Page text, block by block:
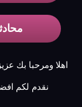
اهلا ومرحبا بك
نقدم لكم